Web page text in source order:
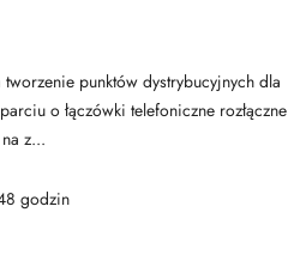
punktów dystrybucyjnych dla
o łączówki telefoniczne rozłączne
z...
godzin